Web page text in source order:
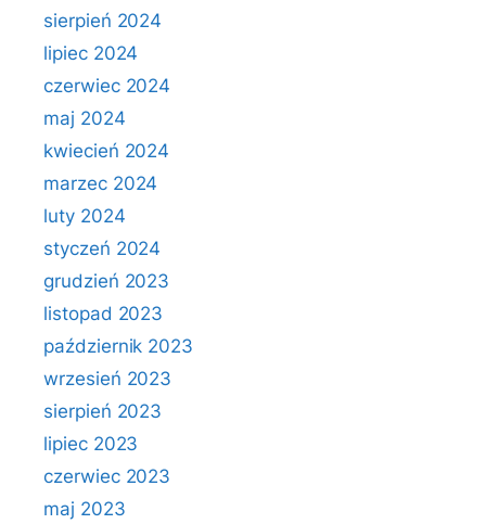
sierpień 2024
lipiec 2024
czerwiec 2024
maj 2024
kwiecień 2024
marzec 2024
luty 2024
styczeń 2024
grudzień 2023
listopad 2023
październik 2023
wrzesień 2023
sierpień 2023
lipiec 2023
czerwiec 2023
maj 2023